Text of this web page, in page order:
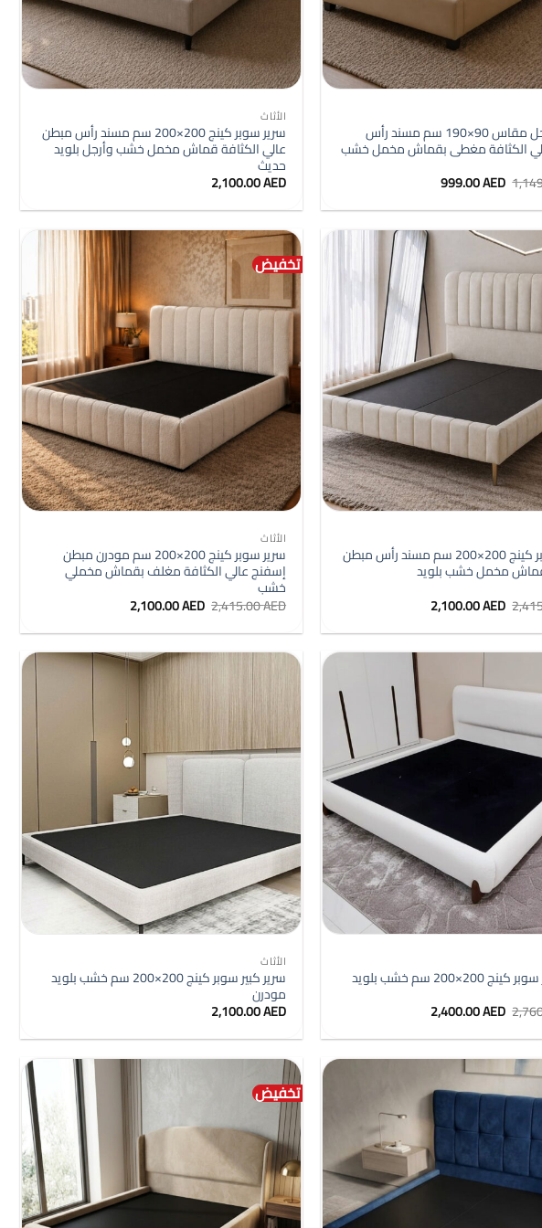
+
سرير سنجل مقاس 90×190 سم مسند رأس
الكثافة مغطى بقماش مخمل خشب
السعر
الأصلي
هو:
999.00AED السعر
هو:
+
الأثاث
سرير سوبر كينج 200×200 سم مسند رأس مبطن
عالي الكثافة قماش مخمل خشب وأرجل بلويد
حديث
2,100.00AED
+
سرير سوبر كينج 200×200 سم مسند رأس مبطن
مخمل خشب بلويد
السعر
الأصلي
هو:
2,415.99 AED.
2,100.00AED
هو:
2,100.00 AED.
تخفيض
+
الأثاث
سرير سوبر كينج 200×200 سم مودرن مبطن
إسفنج عالي الكثافة مغلف بقماش مخملي
خشب
2,415.00AED السعر
الأصلي
هو:
2,415.00 AED.
2,100.00AED
هو:
2,100.00 AED.
سرير كبير سوبر كينج 200×200 سم خشب بلويد
السعر
الأصلي
هو:
2,400.00AED
هو:
الأثاث
سرير كبير سوبر كينج 200×200 سم خشب بلويد
مودرن
2,100.00AED
تخفيض